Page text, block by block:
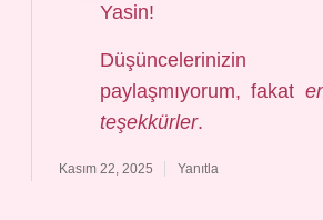
Yasin!
Düşüncelerinizin
paylaşmıyorum, fakat
teşekkürler.
Kasım 22, 2025 Yanıtla